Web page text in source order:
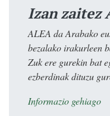
Izan zaitez
ALEA da Arabako
bezalako irakurleen
Zuk ere gurekin bat
ezberdinak dituzu
Informazio gehiago